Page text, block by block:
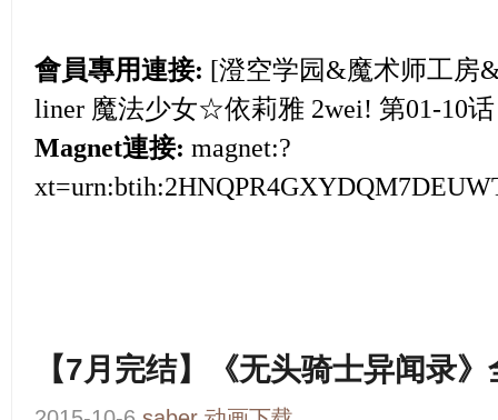
會員專用連接: [澄空学园&魔术师工房
liner 魔法少女☆依莉雅 2wei! 第01-10话
Magnet連接: magnet:?
【7月完结】《无头骑士异闻录